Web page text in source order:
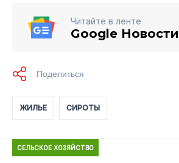
Читайте в ленте
Google Новости
ЖИЛЬЕ СИРОТЫ
СЕЛЬСКОЕ ХОЗЯЙСТВО